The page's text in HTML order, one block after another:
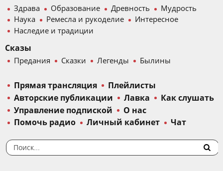
Здрава Образование Древность
Мудрость
Наука
Ремесла и рукоделие
Интересное
Наследие и традиции
Сказы
Предания Сказки Легенды Былины
Прямая трансляция
Плейлисты
Авторские публикации
Лавка
Как слушать
Управление подпиской
О нас
Помочь радио
Личный кабинет Чат